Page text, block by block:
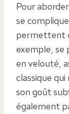
Pour
se
permettent
exemple, se
en velouté,
classique
son goût
également